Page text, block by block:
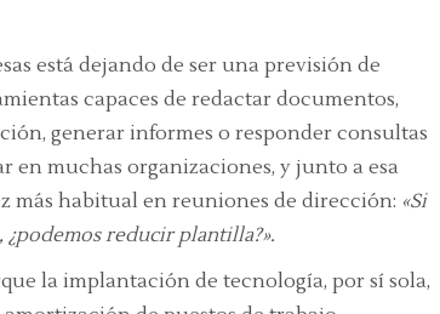
está dejando de ser una previsión de
capaces de redactar documentos,
generar informes o responder consultas
muchas organizaciones, y junto a esa
más habitual en reuniones de dirección: «Si
reducir plantilla?».
la implantación de tecnología, por sí sola,